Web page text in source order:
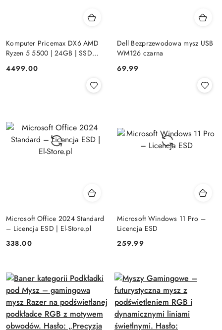
Komputer Pricemax DX6 AMD
Ryzen 5 5500 | 24GB | SSD
Win 11 | Mysz+ klawiatura 3 lata
Cena:
4499.00
Dell Bezprzewodowa mysz USB
WM126 czarna
Cena:
69.99
Microsoft Office 2024 Standard
– Licencja ESD | El-Store.pl
Cena:
338.00
Microsoft Windows 11 Pro –
Licencja ESD
Cena:
259.99